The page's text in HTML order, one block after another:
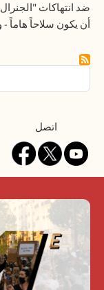
أن يكون سلاحاً هاماً
Contactاتصل